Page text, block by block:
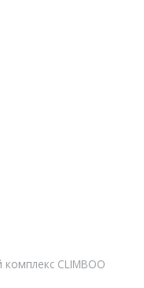
комплекс CLIMBOO